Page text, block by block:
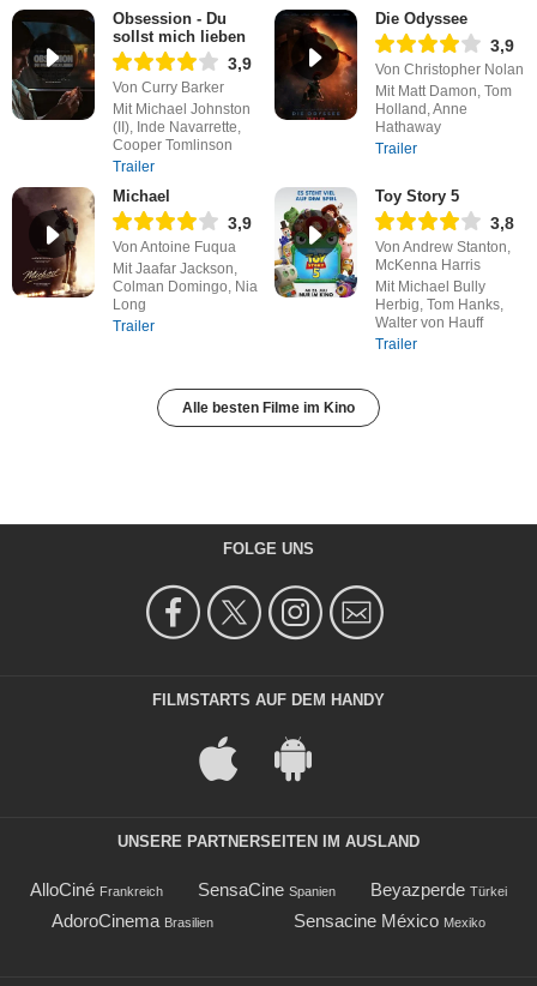
Obsession - Du
sollst mich lieben
3,9
Von Curry Barker
Mit Michael Johnston
(II), Inde Navarrette,
Cooper Tomlinson
Trailer
Die Odyssee
3,9
Von Christopher Nolan
Mit Matt Damon, Tom
Holland, Anne
Hathaway
Trailer
Michael
3,9
Von Antoine Fuqua
Mit Jaafar Jackson,
Colman Domingo, Nia
Long
Trailer
Toy Story 5
3,8
Von Andrew Stanton,
McKenna Harris
Mit Michael Bully
Herbig, Tom Hanks,
Walter von Hauff
Trailer
Alle besten Filme im Kino
FOLGE UNS
FILMSTARTS AUF DEM HANDY
UNSERE PARTNERSEITEN IM AUSLAND
AlloCiné Frankreich SensaCine Spanien Beyazperde Türkei
AdoroCinema Brasilien Sensacine México Mexiko